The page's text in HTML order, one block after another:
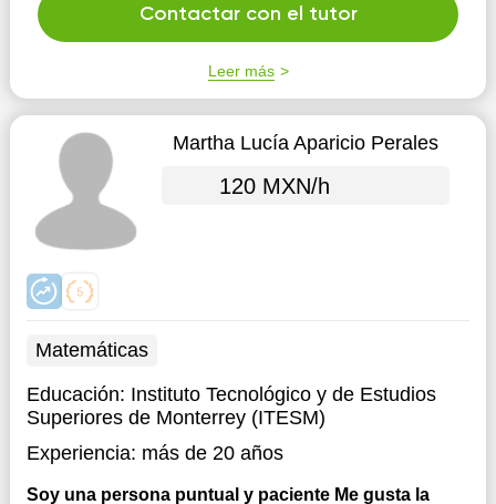
Contactar con el tutor
Leer más
Martha Lucía Aparicio Perales
120 MXN/h
Matemáticas
Educación: Instituto Tecnológico y de Estudios
Superiores de Monterrey (ITESM)
Experiencia: más de 20 años
Soy una persona puntual y paciente Me gusta la